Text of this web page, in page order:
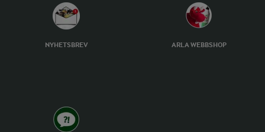
NYHETSBREV ARLA WEBBSHOP